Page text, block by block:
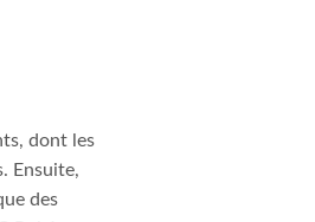
dont les
Ensuite,
des